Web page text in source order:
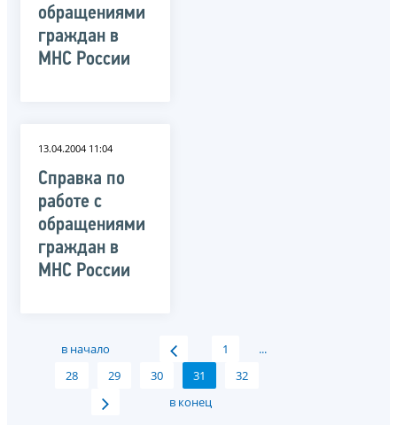
обращениями
граждан в
МНС России
13.04.2004 11:04
Справка по
работе с
обращениями
граждан в
МНС России
в начало 1
...
28
29 30 31
32
в конец